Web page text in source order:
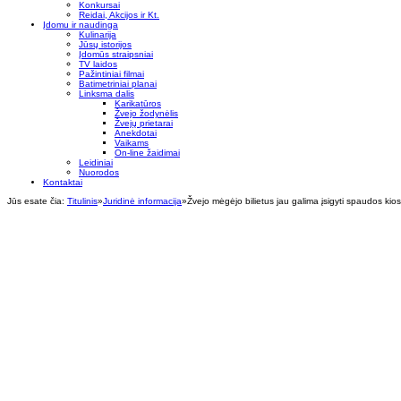
Konkursai
Reidai, Akcijos ir Kt.
Įdomu ir naudinga
Kulinarija
Jūsų istorijos
Įdomūs straipsniai
TV laidos
Pažintiniai filmai
Batimetriniai planai
Linksma dalis
Karikatūros
Žvejo žodynėlis
Žvejų prietarai
Anekdotai
Vaikams
On-line žaidimai
Leidiniai
Nuorodos
Kontaktai
Jūs esate čia: Titulinis»Juridinė informacija»Žvejo mėgėjo bilietus jau galima įsigyti spaudos